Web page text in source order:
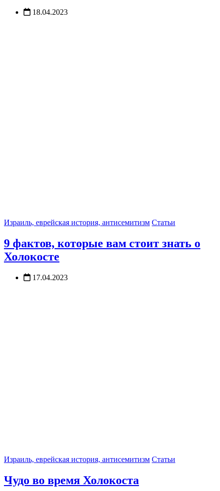
18.04.2023
Израиль, еврейская история, антисемитизм Статьи
9 фактов, которые вам стоит знать о
Холокосте
17.04.2023
Израиль, еврейская история, антисемитизм Статьи
Чудо во время Холокоста